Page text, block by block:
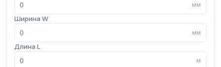
мм
Ширина W
мм
Длина L
м